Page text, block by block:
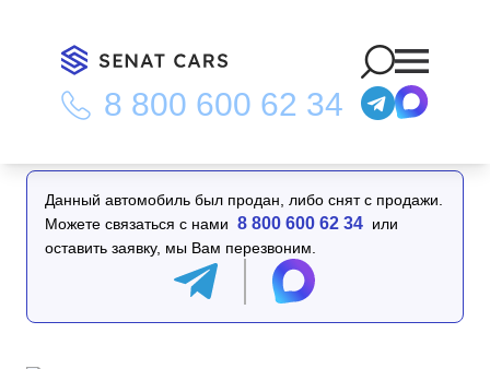
8 800 600 62 34
Главная Каталог/Audi Q8 50 TDI Quattro Premium 4WD
Данный автомобиль был продан, либо снят с продажи.
Можете связаться с нами 8 800 600 62 34 или
оставить заявку, мы Вам перезвоним.